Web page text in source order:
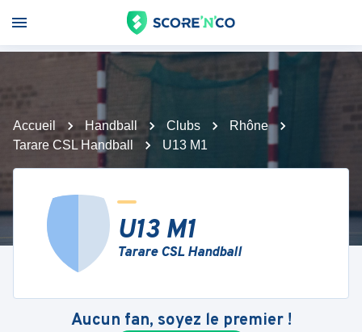
Accueil Handball Clubs
Rhône
Tarare CSL Handball
U13 M1
U13 M1
Tarare CSL Handball
Aucun fan, soyez le premier !